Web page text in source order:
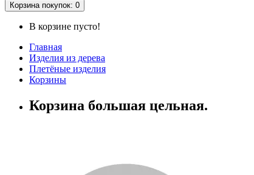
Корзинапокупок: 0
В корзине пусто!
Главная
Изделия из дерева
Плетёные изделия
Корзины
Корзина большая цельная.